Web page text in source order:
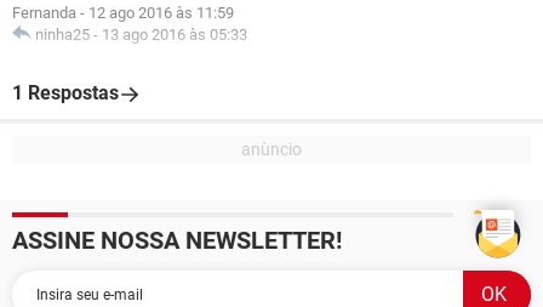
Fernanda - 12 ago 2016 às 11:59
ninha25 - 13 ago 2016 às 05:33
1 Respostas
ASSINE NOSSA NEWSLETTER!